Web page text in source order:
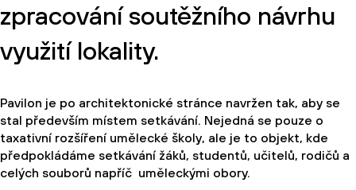
zpracování soutěžního návrhu
využití lokality.
Pavilon je po architektonické stránce navržen tak, aby se
stal především místem setkávání. Nejedná se pouze o
taxativní rozšíření umělecké školy, ale je to objekt, kde
předpokládáme setkávání žáků, studentů, učitelů, rodičů a
celých souborů napříč uměleckými obory.